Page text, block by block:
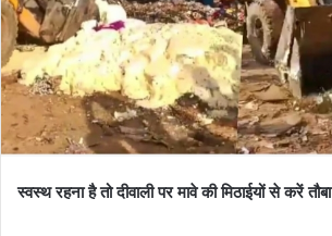
स्वस्थ रहना है तो दीवाली पर मावे की मिठाईयों से करें तौबा